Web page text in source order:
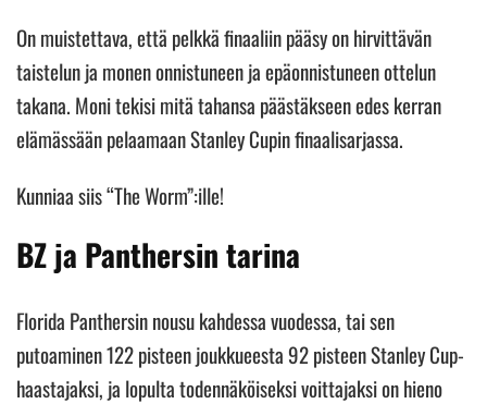
On muistettava, että pelkkä finaaliin pääsy on hirvittävän
taistelun ja monen onnistuneen ja epäonnistuneen ottelun
takana. Moni tekisi mitä tahansa päästäkseen edes kerran
elämässään pelaamaan Stanley Cupin finaalisarjassa.
Kunniaa siis “The Worm”:ille!
BZ ja Panthersin tarina
Florida Panthersin nousu kahdessa vuodessa, tai sen
putoaminen 122 pisteen joukkueesta 92 pisteen Stanley Cup-
haastajaksi, ja lopulta todennäköiseksi voittajaksi on hieno